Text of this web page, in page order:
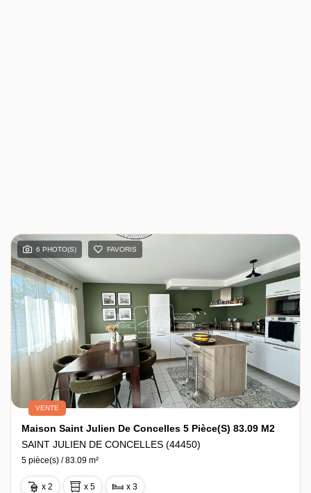
6 PHOTO(S) FAVORIS
VENTE
Maison Saint Julien De Concelles 5 Pièce(s) 83.09 M2
SAINT JULIEN DE CONCELLES (44450)
5 pièce(s) / 83.09 m²
x 2 x 5 x 3